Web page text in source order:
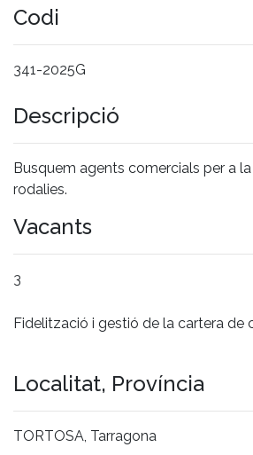
Codi
341-2025G
Descripció
Busquem agents comercials per a
rodalies.
Vacants
3
Fidelització i gestió de la cartera de
Localitat, Província
TORTOSA, Tarragona